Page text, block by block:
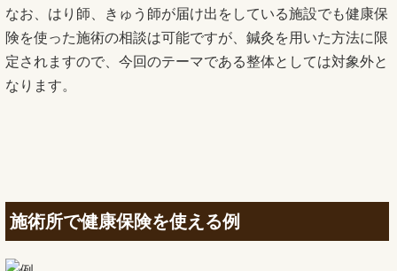
なお、はり師、きゅう師が届け出をしている施設でも健康保
険を使った施術の相談は可能ですが、鍼灸を用いた方法に限
定されますので、今回のテーマである整体としては対象外と
なります。
施術所で健康保険を使える例